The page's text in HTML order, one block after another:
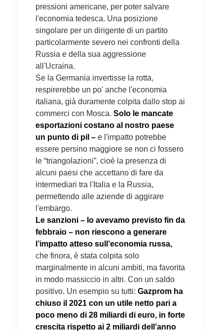
pressioni americane, per poter salvare
l'economia tedesca. Una posizione
singolare per un dirigente di un partito
particolarmente severo nei confronti della
Russia e della sua aggressione
all'Ucraina.
Se la Germania invertisse la rotta,
respirerebbe un po' anche l'economia
italiana, già duramente colpita dallo stop ai
commerci con Mosca. Solo le mancate
esportazioni costano al nostro paese
un punto di pil – e l'impatto potrebbe
essere persino maggiore se non ci fossero
le “triangolazioni”, cioè la presenza di
alcuni paesi che accettano di fare da
intermediari tra l'Italia e la Russia,
permettendo alle aziende di aggirare
l'embargo.
Le sanzioni – lo avevamo previsto fin da
febbraio – non riescono a generare
l’impatto atteso sull’economia russa,
che finora, è stata colpita solo
marginalmente in alcuni ambiti, ma favorita
in modo massiccio in altri. Con un saldo
positivo. Un esempio su tutti: Gazprom ha
chiuso il 2021 con un utile netto pari a
poco meno di 28 miliardi di euro, in forte
crescita rispetto ai 2 miliardi dell’anno